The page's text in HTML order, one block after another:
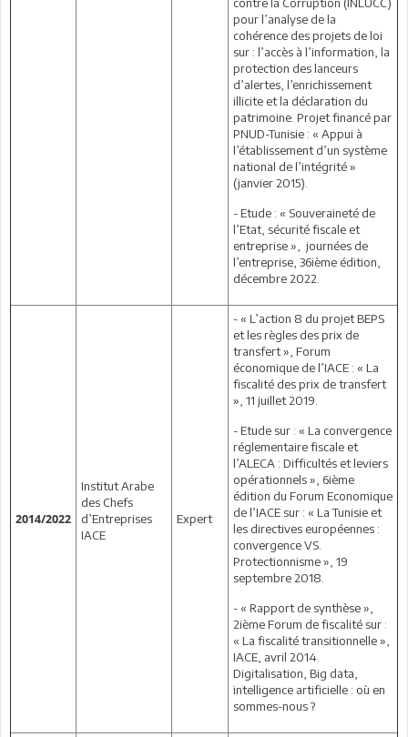
pour l’analyse de la
cohérence des projets de loi
sur : l’accès à l’information, la
protection des lanceurs
d’alertes, l’enrichissement
illicite et la déclaration du
patrimoine. Projet financé par
PNUD-Tunisie : « Appui à
l’établissement d’un système
national de l’intégrité »
(janvier 2015).
- Etude : « Souveraineté de
l’Etat, sécurité fiscale et
entreprise », journées de
l’entreprise, 36ième édition,
décembre 2022.
2014/2022
Institut Arabe
des Chefs
d’Entreprises
IACE
Expert
- « L’action 8 du projet BEPS
et les règles des prix de
transfert », Forum
économique de l’IACE : « La
fiscalité des prix de transfert
», 11 juillet 2019.
- Etude sur : « La convergence
réglementaire fiscale et
l’ALECA : Difficultés et leviers
opérationnels », 6ième
édition du Forum Economique
de l’IACE sur : « La Tunisie et
les directives européennes :
convergence VS.
Protectionnisme », 19
septembre 2018.
- « Rapport de synthèse »,
2ième Forum de fiscalité sur :
« La fiscalité transitionnelle »,
IACE, avril 2014.
Digitalisation, Big data,
intelligence artificielle : où en
sommes-nous ?